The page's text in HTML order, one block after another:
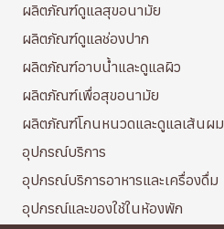
ผลิตภัณฑ์ดูแลสุขอนามัย
ผลิตภัณฑ์ดูแลช่องปาก
ผลิตภัณฑ์อาบน้ำและดูแลผิว
ผลิตภัณฑ์เพื่อสุขอนามัย
ผลิตภัณฑ์โกนหนวดและดูแลเส้นผม
อุปกรณ์บริการ
อุปกรณ์บริการอาหารและเครื่องดื่ม
อุปกรณ์และของใช้ในห้องพัก